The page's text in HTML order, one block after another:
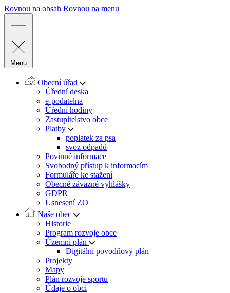
Rovnou na obsah Rovnou na menu
Menu
Obecní úřad
Úřední deska
e-podatelna
Úřední hodiny
Zastupitelstvo obce
Platby
poplatek za psa
svoz odpadů
Povinné informace
Svobodný přístup k informacím
Formuláře ke stažení
Obecně závazné vyhlášky
GDPR
Usnesení ZO
Naše obec
Historie
Program rozvoje obce
Územní plán
Digitální povodňový plán
Projekty
Mapy
Plán rozvoje sportu
Údaje o obci